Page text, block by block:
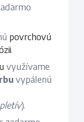
povrchovú
.
využívame
vypálenú
pletív).